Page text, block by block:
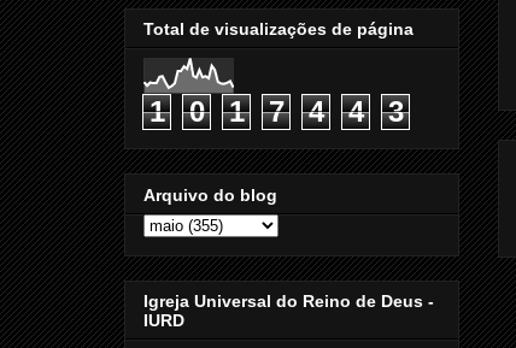
Total de visualizações de página
1 0 1 7 4 4 3
Arquivo do blog
Igreja Universal do Reino de Deus -
IURD